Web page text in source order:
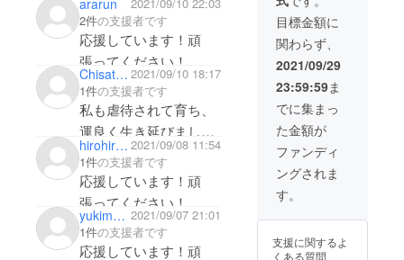
どうぞ、よろしくお願
いいたします。
山下恵那
2件の支援者です
応援しています！頑
張ってください！
Chisato_66 2021/09/10 18:17
1件の支援者です
私も虐待されて育ち、
運良く生き延びまし
た。子供たちのために
何か自分にできること
を探しています。応援
しています。がんばっ
てください。
hirohiro_yy 2021/09/08 11:54
1件の支援者です
応援しています！頑
張ってください！
yukimarufuta 2021/09/07 21:01
1件の支援者です
応援しています！頑
目標金額に
関わらず、
2021/09/29
23:59:59ま
でに集まっ
た金額が
ファンディ
ングされま
す。
支援に関するよ
くある質問